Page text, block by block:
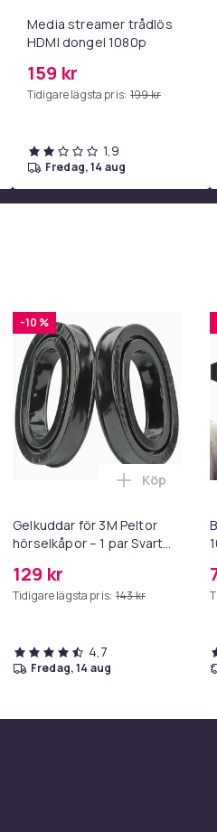
Media streamer trådlös
HDMI dongel 1080p
159 kr
Tidigare lägsta pris: 199 kr
1,9
fredag, 14 aug
58×46 cm – 15 LED-lampor
för tassar i varukorgen
Snabbladdare USB-C PD
-10 %
Gelkuddar för 3M Peltor
hörselkåpor – 1 par Svart
129 kr
Tidigare lägsta pris: 143 kr
Lägg till
Köp
4,7
fredag, 14 aug